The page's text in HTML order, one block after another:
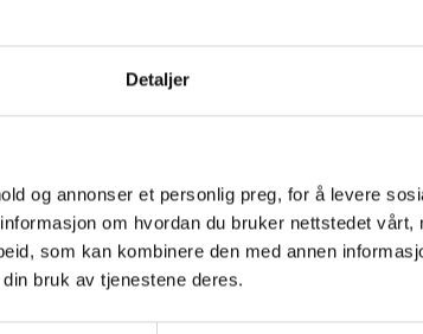
Detaljer
og annonser et personlig preg, for å levere
om hvordan du bruker nettstedet vårt,
som kan kombinere den med annen
bruk av tjenestene deres.
Industry.
allerede i dag
et høyt fokus
på sikkerhet i
med